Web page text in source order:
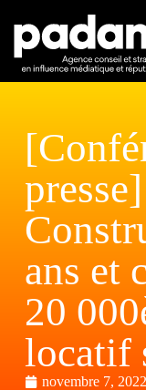
ans et
20
locatif
novembre 7, 2022